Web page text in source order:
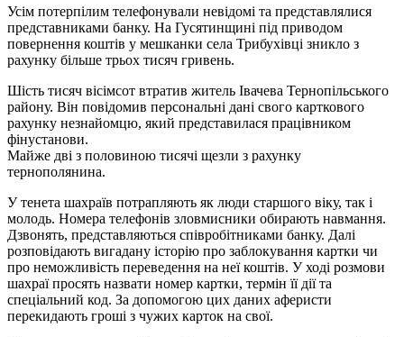
Усім потерпілим телефонували невідомі та представлялися
представниками банку. На Гусятинщині під приводом
повернення коштів у мешканки села Трибухівці зникло з
рахунку більше трьох тисяч гривень.
Шість тисяч вісімсот втратив житель Івачева Тернопільського
району. Він повідомив персональні дані свого карткового
рахунку незнайомцю, який представилася працівником
фінустанови.
Майже дві з половиною тисячі щезли з рахунку
тернополянина.
У тенета шахраїв потрапляють як люди старшого віку, так і
молодь. Номера телефонів зловмисники обирають навмання.
Дзвонять, представляються співробітниками банку. Далі
розповідають вигадану історію про заблокування картки чи
про неможливість переведення на неї коштів. У ході розмови
шахраї просять назвати номер картки, термін її дії та
спеціальний код. За допомогою цих даних аферисти
перекидають гроші з чужих карток на свої.